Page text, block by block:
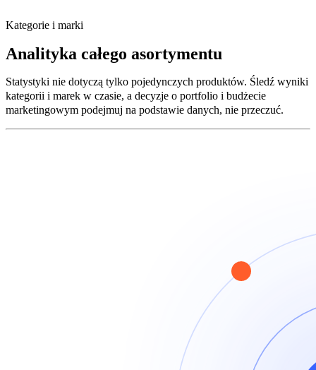
Kategorie i marki
Analityka całego asortymentu
Statystyki nie dotyczą tylko pojedynczych produktów. Śledź wyniki
kategorii i marek w czasie, a decyzje o portfolio i budżecie
marketingowym podejmuj na podstawie danych, nie przeczuć.